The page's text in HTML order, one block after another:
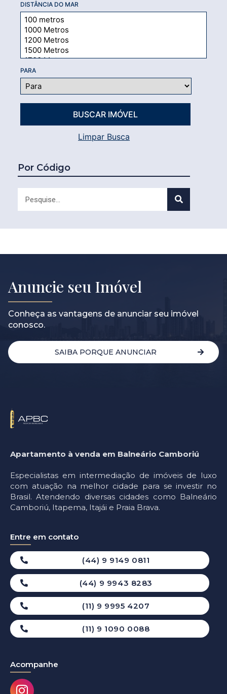
DISTÂNCIA DO MAR
PARA
Limpar Busca
Por Código
Anuncie seu Imóvel
Conheça as vantagens de anunciar seu imóvel
conosco.
SAIBA PORQUE ANUNCIAR
Apartamento à venda em Balneário Camboriú
Especialistas em intermediação de imóveis de luxo
com atuação na melhor cidade para se investir no
Brasil. Atendendo diversas cidades como Balneário
Camboriú, Itapema, Itajái e Praia Brava.
Entre em contato
(44) 9 9149 0811
(44) 9 9943 8283
(11) 9 9995 4207
(11) 9 1090 0088
Acompanhe